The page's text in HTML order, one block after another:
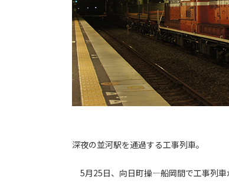
深夜の並河駅を通過する工事列車。
5月25日、向日町操―船岡間で工事列車